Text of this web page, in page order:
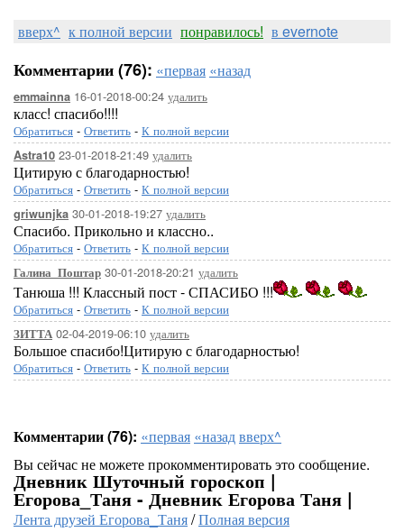
вверх^ к полной версии понравилось! в evernote
Комментарии (76): «первая «назад
emmainna 16-01-2018-00:24 удалить
класс! спасибо!!!!
Обратиться - Ответить - К полной версии
Astra10 23-01-2018-21:49 удалить
Цитирую с благодарностью!
Обратиться - Ответить - К полной версии
griwunjka 30-01-2018-19:27 удалить
Спасибо. Прикольно и классно..
Обратиться - Ответить - К полной версии
Галина_Поштар 30-01-2018-20:21 удалить
Танюша !!! Классный пост - СПАСИБО !!!
Обратиться - Ответить - К полной версии
ЗИТТА 02-04-2019-06:10 удалить
Большое спасибо!Цитирую с благодарностью!
Обратиться - Ответить - К полной версии
Комментарии (76): «первая «назадвверх^
Вы сейчас не можете прокомментировать это сообщение.
Дневник Шуточный гороскоп |
Егорова_Таня - Дневник Егорова Таня |
Лента друзей Егорова_Таня/Полная версия